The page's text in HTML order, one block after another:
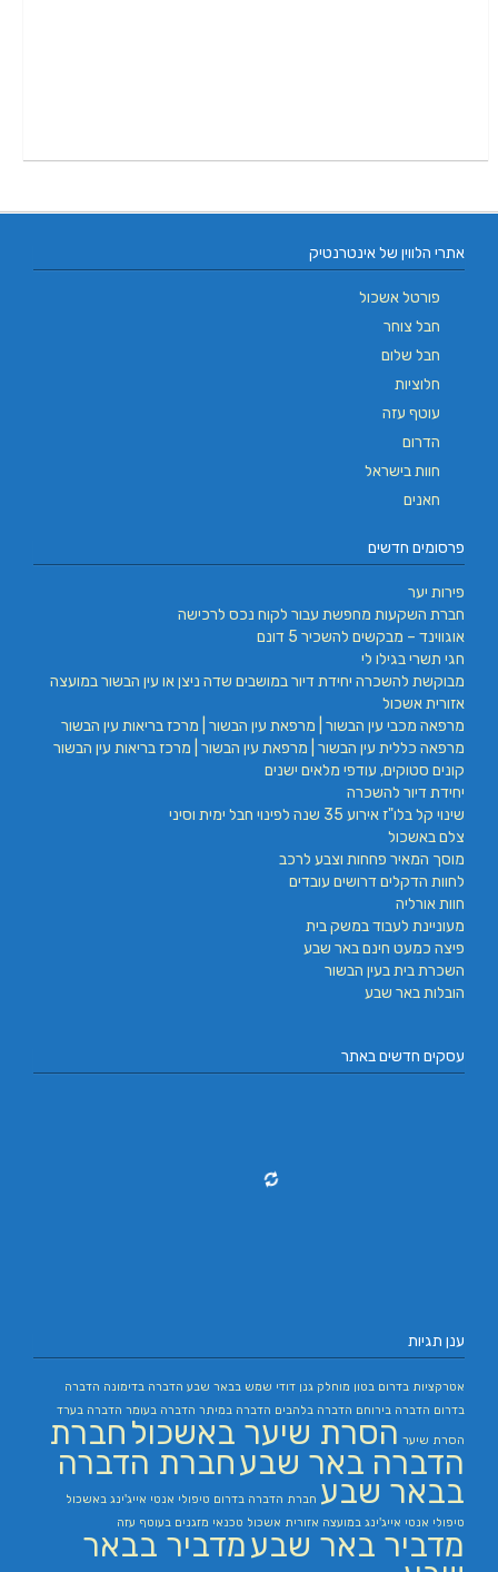
אתרי הלווין של אינטרנטיק
פורטל אשכול
חבל צוחר
חבל שלום
חלוציות
עוטף עזה
הדרום
חוות בישראל
חאנים
פרסומים חדשים
פירות יער
חברת השקעות מחפשת עבור לקוח נכס לרכישה
אוגווינד – מבקשים להשכיר 5 דונם
חגי תשרי בגילו לי
מבוקשת להשכרה יחידת דיור במושבים שדה ניצן או עין הבשור במועצה
אזורית אשכול
מרפאה מכבי עין הבשור | מרפאת עין הבשור | מרכז בריאות עין הבשור
מרפאה כללית עין הבשור | מרפאת עין הבשור | מרכז בריאות עין הבשור
קונים סטוקים, עודפי מלאים ישנים
יחידת דיור להשכרה
שינוי קל בלו"ז אירוע 35 שנה לפינוי חבל ימית וסיני
צלם באשכול
מוסך המאיר פחחות וצבע לרכב
לחוות הדקלים דרושים עובדים
חוות אורליה
מעוניינת לעבוד במשק בית
פיצה כמעט חינם באר שבע
השכרת בית בעין הבשור
הובלות באר שבע
עסקים חדשים באתר
ענן תגיות
אטרקציות בדרום בטון מוחלק גנן דודי שמש בבאר שבע הדברה בדימונה הדברה
בדרום הדברה בירוחם הדברה בלהבים הדברה במיתר הדברה בעומר הדברה בערד
הסרת שיער הסרת שיער באשכול חברת
הדברה באר שבעחברת הדברה
בבאר שבע חברת הדברה בדרום טיפולי אנטי אייג'ינג באשכול
טיפולי אנטי אייג'ינג במועצה אזורית אשכול טכנאי מזגנים בעוטף עזה
מדביר באר שבעמדביר בבאר